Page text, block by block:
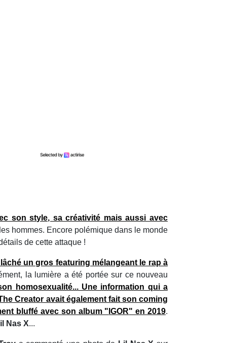
son style, sa créativité mais aussi avec
hommes. Encore polémique dans le monde
de cette attaque !
un gros featuring mélangeant le rap à
la lumière a été portée sur ce nouveau
homosexualité... Une information qui a
Creator avait également fait son coming
bluffé avec son album " IGOR" en 2019.
Nas X...